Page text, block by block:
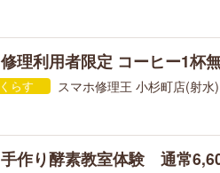
修理利用者限定 コーヒー1杯
くらす スマホ修理王 小杉町店(射水)
手作り酵素教室体験 通常